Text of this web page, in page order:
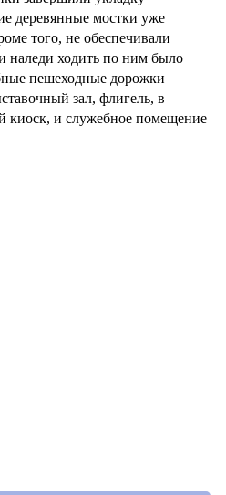
деревянные мостки уже
того, не обеспечивали
наледи ходить по ним было
пешеходные дорожки
зал, флигель, в
киоск, и служебное помещение